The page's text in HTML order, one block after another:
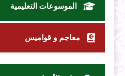
الموسوعات التعليمية
معاجم و قواميس